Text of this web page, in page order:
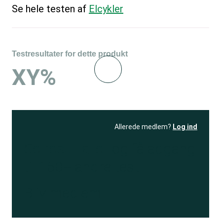
Se hele testen af Elcykler
Testresultater for dette produkt
XY%
Allerede medlem? Log ind